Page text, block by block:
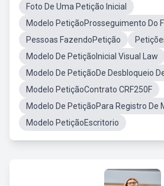
Foto De Uma Petição Inicial
Modelo PetiçãoProsseguimento Do
Pessoas FazendoPetição
Modelo De PetiçãoInicial Visual Law
Modelo De PetiçãoDe Desbloqueio
Modelo PetiçãoContrato CRF250F
Modelo De PetiçãoPara Registro De
Modelo PetiçãoEscritorio